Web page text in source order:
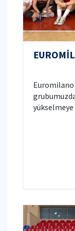
Euromilano
yükselmeye